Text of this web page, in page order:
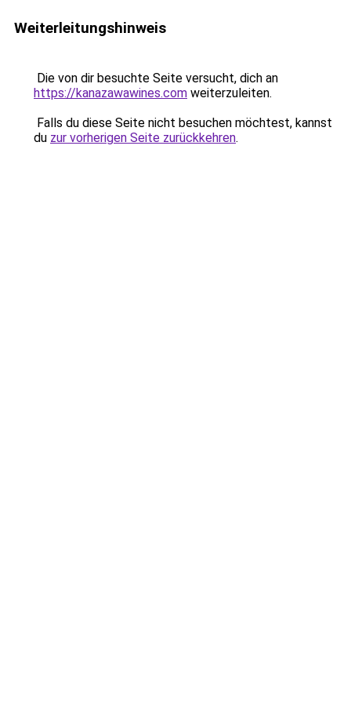
Weiterleitungshinweis
Die von dir besuchte Seite versucht, dich an
https://kanazawawines.com weiterzuleiten.
Falls du diese Seite nicht besuchen möchtest, kannst
du zur vorherigen Seite zurückkehren.